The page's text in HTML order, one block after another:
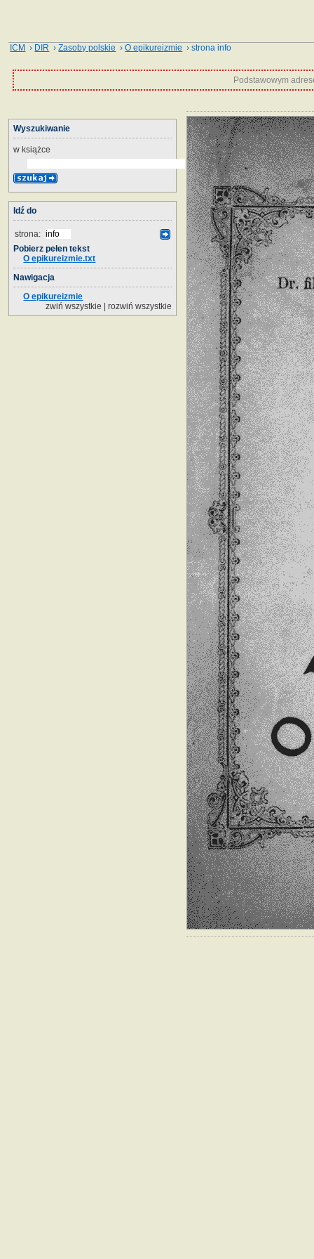
ICM › DIR ›Zasoby polskie ›O epikureizmie › strona info
Podstawowym
Wyszukiwanie
w książce
Idź do
strona:
Pobierz pełen tekst
O epikureizmie.txt
Nawigacja
O epikureizmie
zwiń wszystkie | rozwiń wszystkie